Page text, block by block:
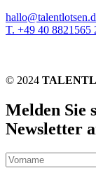
T. +49 40 8821565
© 2024
Melden Sie
Newsletter